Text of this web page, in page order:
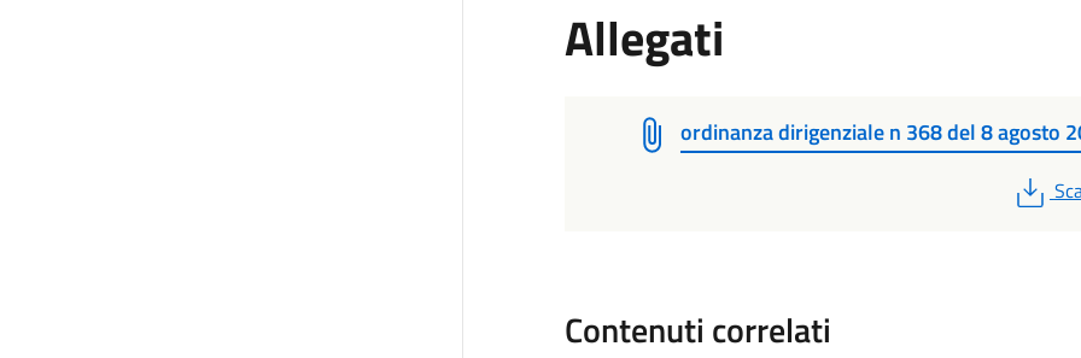
Allegati
ordinanza dirigenziale n 368 del 8 agosto
Contenuti correlati